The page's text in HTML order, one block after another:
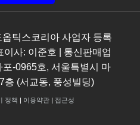
틱스코리아 사업자 등록
사: 이준호 | 통신판매업
-0965호, 서울특별시 마
층 (서교동, 풍성빌딩)
정책 이용약관| 접근성